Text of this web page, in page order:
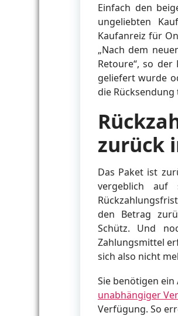
Einfach den
ungeliebten
Kaufanreiz für
„Nach dem
Retoure“, so
geliefert wurde
die Rücksendung
zurück
Das Paket ist
vergeblich auf
den Betrag
Schütz. Und
Zahlungsmittel
sich also nicht
Sie benötigen
unabhängiger
Verfügung. So